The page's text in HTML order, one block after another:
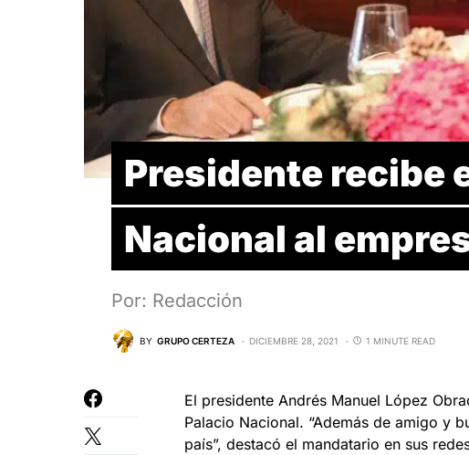
Presidente recibe
Nacional al
Por: Redacción
BY GRUPO CERTEZA DICIEMBRE 28, 2021 1 MINUTE READ
El presidente Andrés Manuel López
Palacio Nacional. “Además de amigo y
país”, destacó el mandatario en sus